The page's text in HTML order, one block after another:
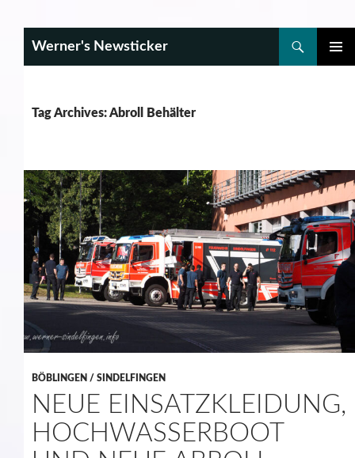
Werner's Newsticker
Tag Archives: Abroll Behälter
BÖBLINGEN / SINDELFINGEN
NEUE EINSATZKLEIDUNG,
HOCHWASSERBOOT